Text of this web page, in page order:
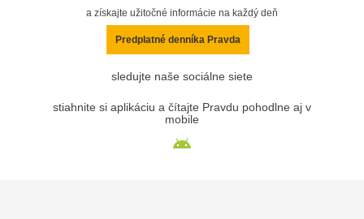
a získajte užitočné informácie na každý deň
Predplatné denníka Pravda
sledujte naše sociálne siete
stiahnite si aplikáciu a čítajte Pravdu pohodlne aj v
mobile